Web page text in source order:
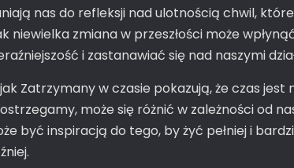
nas do refleksji nad ulotnością chwil,
niewielka zmiana w przeszłości może
i zastanawiać się nad naszymi
Zatrzymany w czasie pokazują, że czas
może się różnić w zależności od
być inspiracją do tego, by żyć pełniej i